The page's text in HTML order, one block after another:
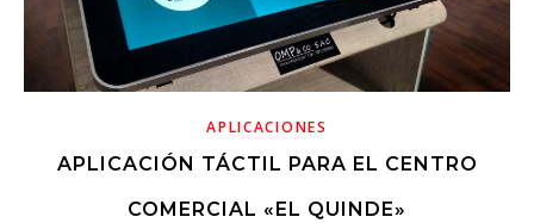
APLICACIONES
APLICACIÓN TÁCTIL PARA EL CENTRO
COMERCIAL «EL QUINDE»